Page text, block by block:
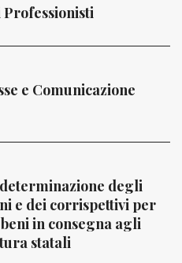
e Comunicazione
degli
e dei corrispettivi per
beni in consegna agli
statali